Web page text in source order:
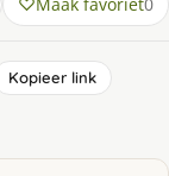
Kopieer link